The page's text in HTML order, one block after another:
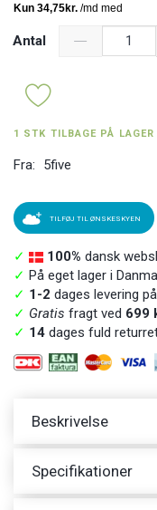
Antal
1 STK TILBAGE PÅ LAGER
Fra: 5five
TILFØJ TIL ØNSKESKYEN
✓ 100% dansk
✓ På eget lager i
✓ 1-2 dages levering
✓ Gratis fragt ved 699
✓ 14 dages fuld
Beskrivelse
Specifikationer